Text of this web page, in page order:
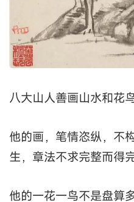
八大山人善画山水和花鸟
他的画，笔情恣纵，不
生，章法不求完整而得完
他的一花一鸟不是盘算